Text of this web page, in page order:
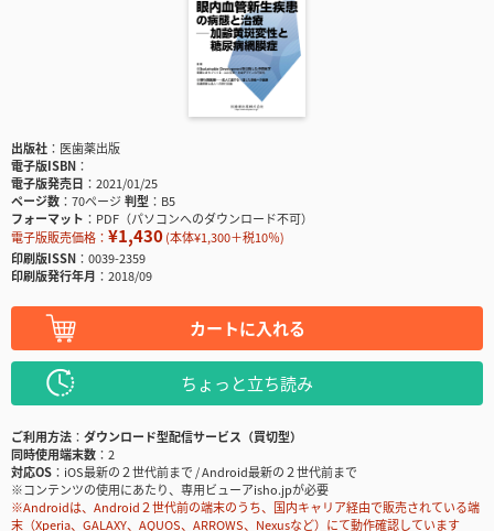
出版社
医歯薬出版
電子版ISBN
電子版発売日
2021/01/25
ページ数
70ページ判型
B5
フォーマット
PDF（パソコンへのダウンロード不可）
電子版販売価格： ¥1,430(本体¥1,300＋税10％)
印刷版ISSN
0039-2359
印刷版発行年月
2018/09
カートに入れる
ちょっと立ち読み
ご利用方法
ダウンロード型配信サービス（買切型）
同時使用端末数
2
対応OS
iOS最新の２世代前まで / Android最新の２世代前まで
※コンテンツの使用にあたり、専用ビューアisho.jpが必要
※Androidは、Android２世代前の端末のうち、国内キャリア経由で販売されている端
末（Xperia、GALAXY、AQUOS、ARROWS、Nexusなど）にて動作確認しています